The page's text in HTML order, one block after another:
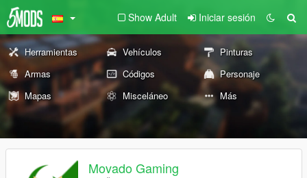
Show Adult Iniciar sesión
Herramientas Vehículos
Pinturas
Armas
Códigos
Personaje
Mapas
Misceláneo Más
Movado Gaming